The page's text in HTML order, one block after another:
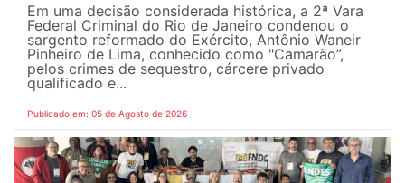
Em uma decisão considerada histórica, a 2ª Vara
Federal Criminal do Rio de Janeiro condenou o
sargento reformado do Exército, Antônio Waneir
Pinheiro de Lima, conhecido como "Camarão”,
pelos crimes de sequestro, cárcere privado
qualificado e...
Publicado em: 05 de Agosto de 2026